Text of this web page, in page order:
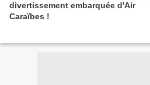
divertissement embarquée d'Air
Caraïbes !